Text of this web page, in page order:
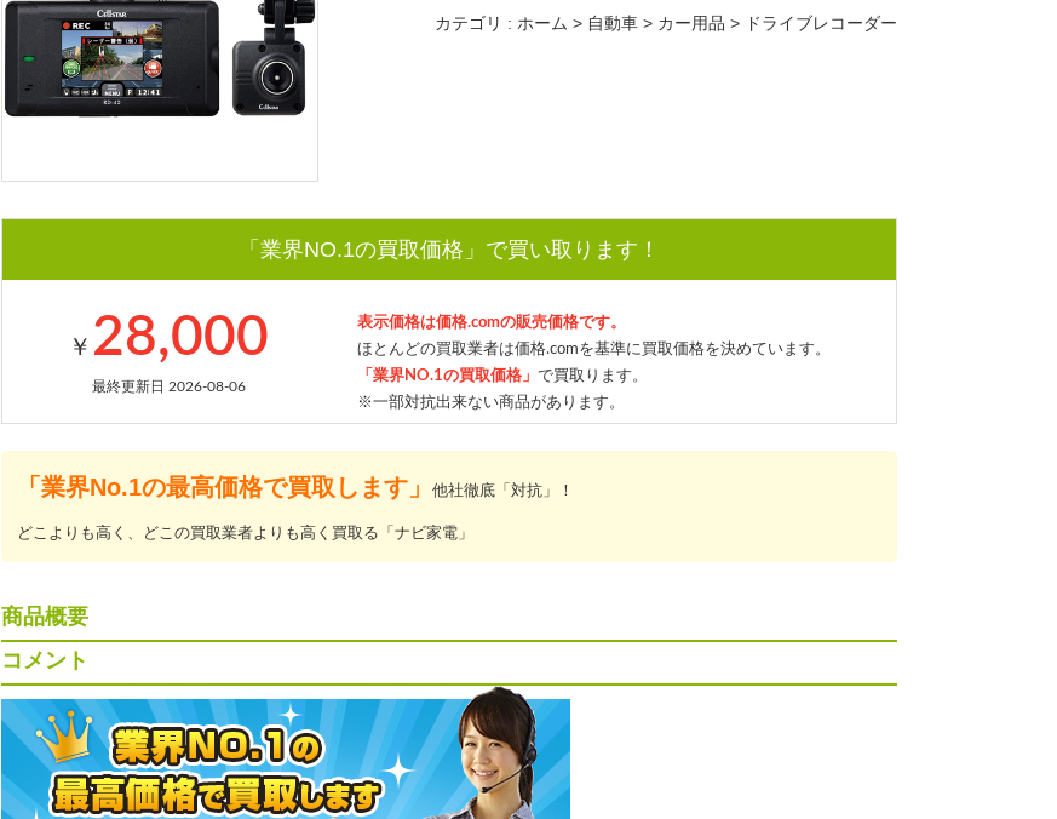
カテゴリ : ホーム > 自動車 > カー用品 > ドライブレコーダー
「業界NO.1の買取価格」で買い取ります！
￥ 28,000
最終更新日 2026-08-06
表示価格は価格.comの販売価格です。
ほとんどの買取業者は価格.comを基準に買取価格を決めています。
「業界NO.1の買取価格」 で買取ります。
※一部対抗出来ない商品があります。
「業界No.1の最高価格で買取します」 他社徹底「対抗」！
どこよりも高く、どこの買取業者よりも高く買取る「ナビ家電」
商品概要
コメント